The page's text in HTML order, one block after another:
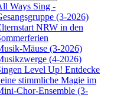
Ways Sing -
(3-2026)
NRW in den
Mäuse (3-2026)
(4-2026)
Level Up! Entdecke
stimmliche Magie im
Chor-Ensemble (3-